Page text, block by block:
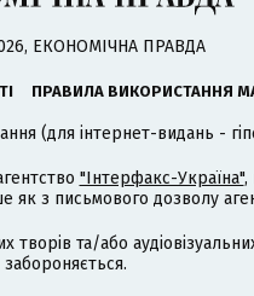
ЕКОНОМІЧНА ПРАВДА
ПРАВИЛА ВИКОРИСТАННЯ
(для інтернет-видань -
"Інтерфакс-Україна",
з письмового дозволу
та/або
забороняється.